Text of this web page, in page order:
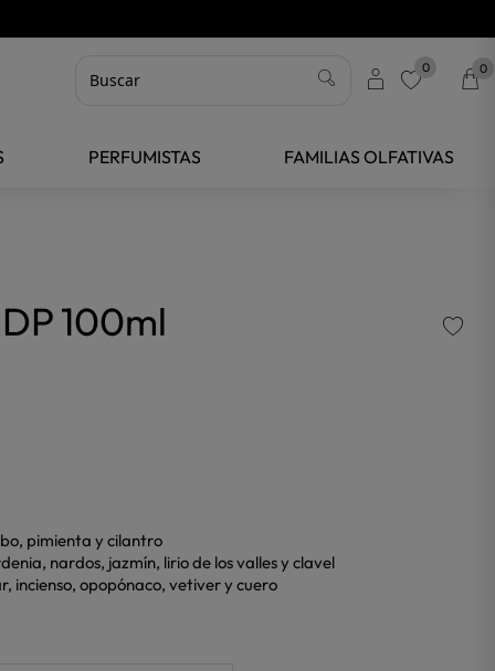
0 0
PERFUMISTAS FAMILIAS OLFATIVAS
100ml
pimienta y cilantro
nardos, jazmín, lirio de los valles y clavel
incienso, opopónaco, vetiver y cuero